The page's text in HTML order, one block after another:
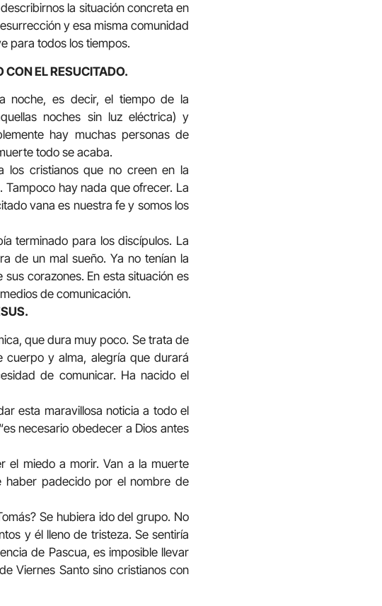
la situación concreta en
y esa misma comunidad
para todos los tiempos.
CON EL RESUCITADO.
noche, es decir, el tiempo de la
noches sin luz eléctrica) y
hay muchas personas de
todo se acaba.
los cristianos que no creen en la
Tampoco hay nada que ofrecer. La
vana es nuestra fe y somos los
terminado para los discípulos. La
de un mal sueño. Ya no tenían la
corazones. En esta situación es
de comunicación.
que dura muy poco. Se trata de
cuerpo y alma, alegría que durará
de comunicar. Ha nacido el
esta maravillosa noticia a todo el
necesario obedecer a Dios antes
el miedo a morir. Van a la muerte
haber padecido por el nombre de
Se hubiera ido del grupo. No
y él lleno de tristeza. Se sentiría
de Pascua, es imposible llevar
Viernes Santo sino cristianos con